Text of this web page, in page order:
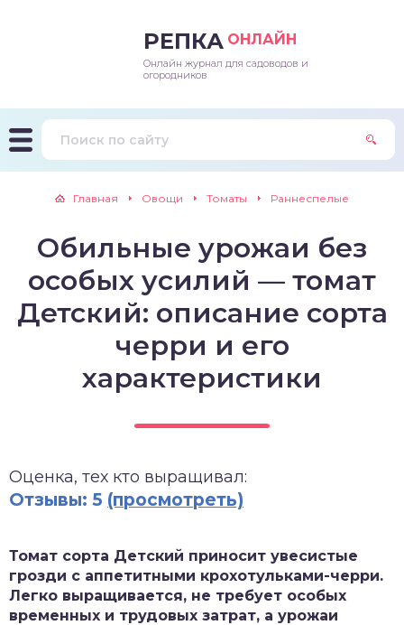
РЕПКА ОНЛАЙН
Онлайн журнал для садоводов и
огородников
Главная Овощи Томаты Раннеспелые
Обильные урожаи без
особых усилий — томат
Детский: описание сорта
черри и его
характеристики
Оценка, тех кто выращивал:
Отзывы: 5 (просмотреть)
Томат сорта Детский приносит увесистые
грозди с аппетитными крохотульками-черри.
Легко выращивается, не требует особых
временных и трудовых затрат, а урожаи
и подкормки